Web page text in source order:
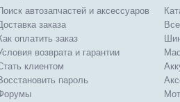
автозапчастей и аксессуаров
заказа
оплатить заказ
возврата и гарантии
клиентом
пароль